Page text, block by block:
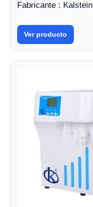
Fabricante : Kalstein
Ver producto